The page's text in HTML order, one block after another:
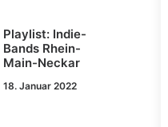
Playlist: Indie-
Bands Rhein-
Main-Neckar
18. Januar 2022